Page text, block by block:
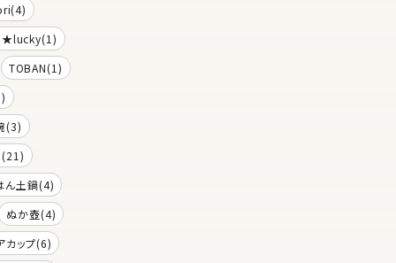
TOBAN(1)
(3)
(21)
ん土鍋(4)
ぬか壺(4)
カップ(6)